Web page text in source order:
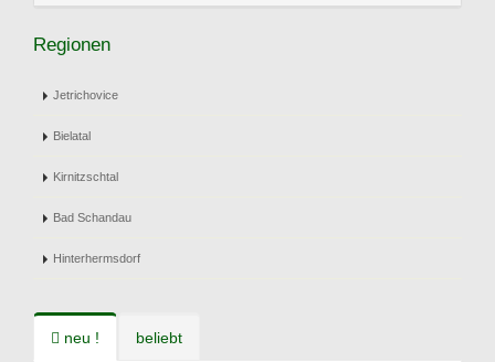
Regionen
Jetrichovice
Bielatal
Kirnitzschtal
Bad Schandau
Hinterhermsdorf
neu ! beliebt